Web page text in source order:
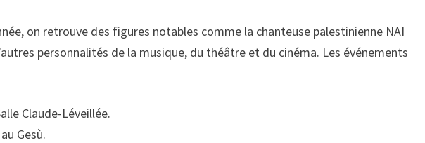
on retrouve des figures notables comme la chanteuse palestinienne NAI
personnalités de la musique, du théâtre et du cinéma. Les événements
Claude-Léveillée.
Gesù.